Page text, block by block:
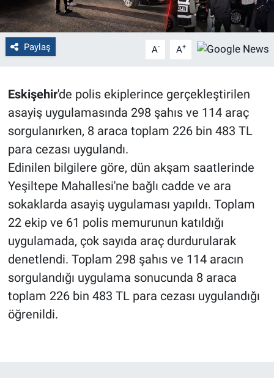
Paylaş A- A+
Eskişehir'de polis ekiplerince gerçekleştirilen
asayiş uygulamasında 298 şahıs ve 114 araç
sorgulanırken, 8 araca toplam 226 bin 483 TL
para cezası uygulandı.
Edinilen bilgilere göre, dün akşam saatlerinde
Yeşiltepe Mahallesi'ne bağlı cadde ve ara
sokaklarda asayiş uygulaması yapıldı. Toplam
22 ekip ve 61 polis memurunun katıldığı
uygulamada, çok sayıda araç durdurularak
denetlendi. Toplam 298 şahıs ve 114 aracın
sorgulandığı uygulama sonucunda 8 araca
toplam 226 bin 483 TL para cezası uygulandığı
öğrenildi.
Çevre
Yerel
Bilim ve Teknoloji